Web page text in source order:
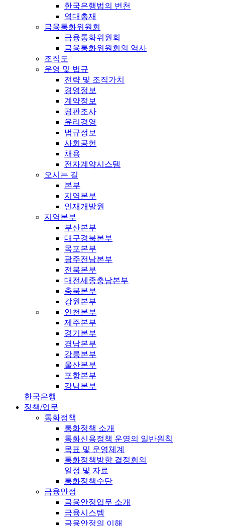
한국은행법의 변천
역대총재
금융통화위원회
금융통화위원회
금융통화위원회의 역사
조직도
운영 및 법규
전략 및 조직가치
경영정보
계약정보
평판조사
윤리경영
법규정보
사회공헌
채용
전자계약시스템
오시는 길
본부
지역본부
인재개발원
지역본부
부산본부
대구경북본부
목포본부
광주전남본부
전북본부
대전세종충남본부
충북본부
강원본부
인천본부
제주본부
경기본부
경남본부
강릉본부
울산본부
포항본부
강남본부
한국은행
정책/업무
통화정책
통화정책 소개
통화신용정책 운영의 일반원칙
목표 및 운영체계
통화정책방향 결정회의
일정 및 자료
통화정책수단
금융안정
금융안정업무 소개
금융시스템
금융안정의 이해